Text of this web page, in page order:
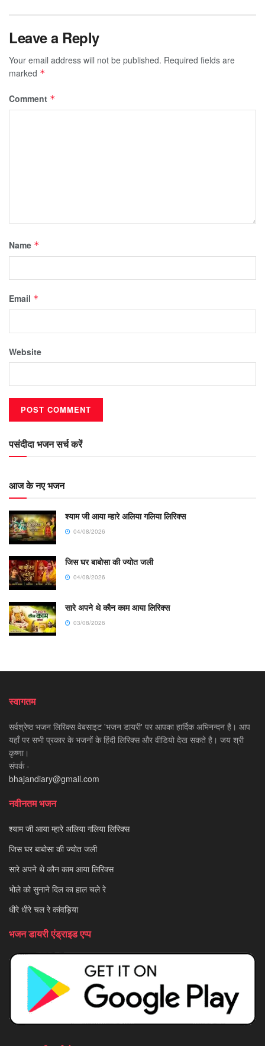
Leave a Reply
Your email address will not be published. Required fields are
marked *
Comment *
Name *
Email *
Website
पसंदीदा भजन सर्च करें
आज के नए भजन
श्याम जी आया म्हारे अलिया गलिया लिरिक्स
04/08/2026
जिस घर बाबोसा की ज्योत जली
04/08/2026
सारे अपने थे कौन काम आया लिरिक्स
03/08/2026
स्वागतम
सर्वश्रेष्ठ भजन लिरिक्स वेबसाइट 'भजन डायरी' पर आपका हार्दिक अभिनन्दन है। आप
यहाँ पर सभी प्रकार के भजनों के हिंदी लिरिक्स और वीडियो देख सकते है। जय श्री
कृष्णा।
संपर्क -
bhajandiary@gmail.com
नवीनतम भजन
श्याम जी आया म्हारे अलिया गलिया लिरिक्स
जिस घर बाबोसा की ज्योत जली
सारे अपने थे कौन काम आया लिरिक्स
भोले को सुनाने दिल का हाल चले रे
धीरे धीरे चल रे कांवड़िया
भजन डायरी एंड्राइड एप्प